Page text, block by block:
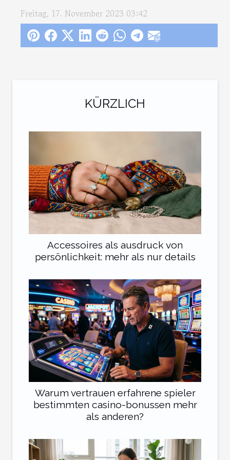
KÜRZLICH
Accessoires als ausdruck von
persönlichkeit: mehr als nur details
Warum vertrauen erfahrene spieler
bestimmten casino-bonussen mehr
als anderen?
Freitag, 17. November 2023 03:42